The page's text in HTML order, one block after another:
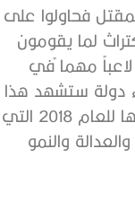
فحاولوا على
لما يقومون
لاعباً مهما ًفي
دولة ستشهد هذا
العام إنجازات لا يمكن حصرها في مقال وبمساعدات كبيرة،لعلي أذكر هنا ما أعلن منها للعام 2018 التي
والعدالة والنمو